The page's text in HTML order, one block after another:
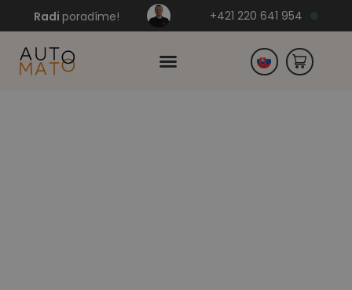
Radi poradíme! +421 220 641 954